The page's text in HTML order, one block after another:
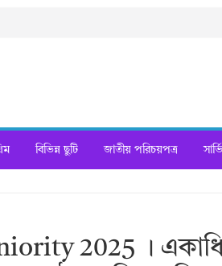
বিভিন্ন ছুটি জাতীয় পরিচয়পত্র
2025 ।